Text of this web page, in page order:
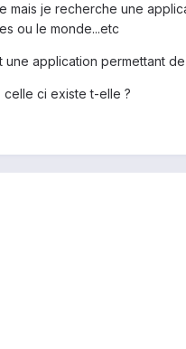
mais je recherche une
ou le monde...etc
application permettant
celle ci existe t-elle ?